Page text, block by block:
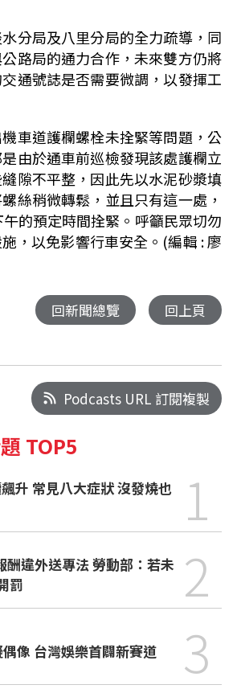
分局及八里分局的全力疏導，同
路局的通力合作，未來雙方仍將
通號誌是否需要微調，以發揮工
車道護欄螺栓未拴緊等問題，公
由於通車前巡檢發現該處護欄立
隙不平整，因此先以水泥砂漿填
絲稍微轉鬆，並且只有這一處，
午的預定時間拴緊。呼籲民眾切勿
，以免影響行車安全。(編輯 : 廖
回新聞總覽 回上頁
Podcasts URL 訂閱複製
TOP5
1
違外送專法 勞動部：若未
罰
2
像 台灣娛樂首闢新賽道 3